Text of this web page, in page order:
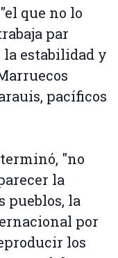
que no lo
par
la estabilidad y
pacíficos
"no
la
pueblos, la
por
los